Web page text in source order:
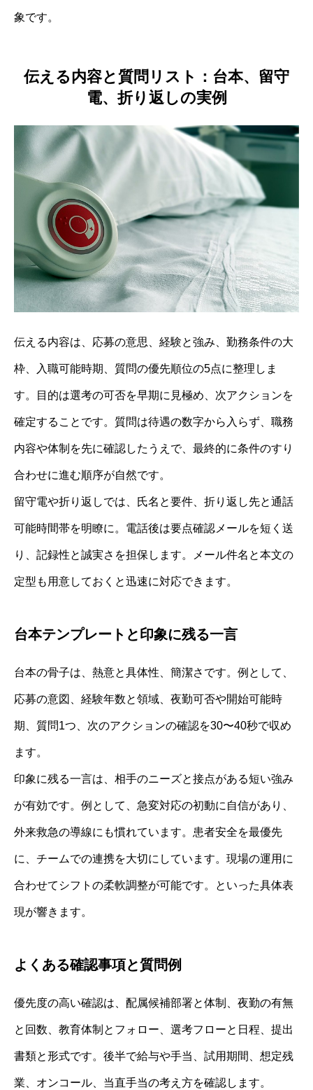
象です。
伝える内容と質問リスト：台本、留守
電、折り返しの実例
伝える内容は、応募の意思、経験と強み、勤務条件の大
枠、入職可能時期、質問の優先順位の5点に整理しま
す。目的は選考の可否を早期に見極め、次アクションを
確定することです。質問は待遇の数字から入らず、職務
内容や体制を先に確認したうえで、最終的に条件のすり
合わせに進む順序が自然です。
留守電や折り返しでは、氏名と要件、折り返し先と通話
可能時間帯を明瞭に。電話後は要点確認メールを短く送
り、記録性と誠実さを担保します。メール件名と本文の
定型も用意しておくと迅速に対応できます。
台本テンプレートと印象に残る一言
台本の骨子は、熱意と具体性、簡潔さです。例として、
応募の意図、経験年数と領域、夜勤可否や開始可能時
期、質問1つ、次のアクションの確認を30〜40秒で収め
ます。
印象に残る一言は、相手のニーズと接点がある短い強み
が有効です。例として、急変対応の初動に自信があり、
外来救急の導線にも慣れています。患者安全を最優先
に、チームでの連携を大切にしています。現場の運用に
合わせてシフトの柔軟調整が可能です。といった具体表
現が響きます。
よくある確認事項と質問例
優先度の高い確認は、配属候補部署と体制、夜勤の有無
と回数、教育体制とフォロー、選考フローと日程、提出
書類と形式です。後半で給与や手当、試用期間、想定残
業、オンコール、当直手当の考え方を確認します。